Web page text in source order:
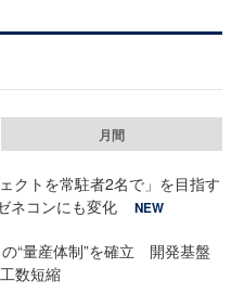
月間
クトを常駐者2名で」を目指す
ネコンにも変化
NEW
“量産体制”を確立 開発基盤
数短縮